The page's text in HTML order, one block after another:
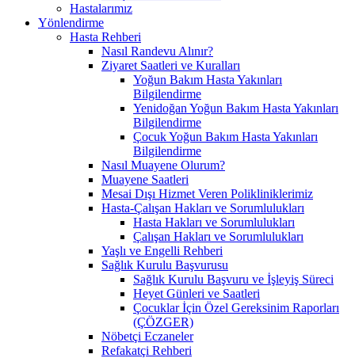
Hastalarımız
Yönlendirme
Hasta Rehberi
Nasıl Randevu Alınır?
Ziyaret Saatleri ve Kuralları
Yoğun Bakım Hasta Yakınları
Bilgilendirme
Yenidoğan Yoğun Bakım Hasta Yakınları
Bilgilendirme
Çocuk Yoğun Bakım Hasta Yakınları
Bilgilendirme
Nasıl Muayene Olurum?
Muayene Saatleri
Mesai Dışı Hizmet Veren Polikliniklerimiz
Hasta-Çalışan Hakları ve Sorumlulukları
Hasta Hakları ve Sorumlulukları
Çalışan Hakları ve Sorumlulukları
Yaşlı ve Engelli Rehberi
Sağlık Kurulu Başvurusu
Sağlık Kurulu Başvuru ve İşleyiş Süreci
Heyet Günleri ve Saatleri
Çocuklar İçin Özel Gereksinim Raporları
(ÇÖZGER)
Nöbetçi Eczaneler
Refakatçi Rehberi